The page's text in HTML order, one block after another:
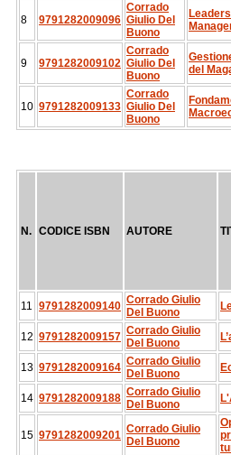
8 9791282009096
Corrado
Giulio Del
Buono
9 9791282009102
Corrado
Giulio Del
Buono
del
10 9791282009133
Corrado
Giulio Del
Buono
N. CODICE ISBN AUTORE
11 9791282009140 Corrado Giulio
Del Buono
12 9791282009157 Corrado Giulio
Del Buono
13 9791282009164 Corrado Giulio
Del Buono
14 9791282009188 Corrado Giulio
Del Buono
15 9791282009201 Corrado Giulio
Del Buono